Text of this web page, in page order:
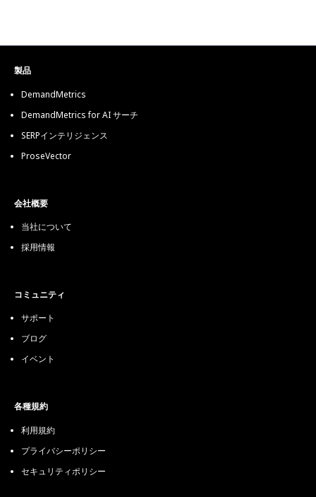
製品
DemandMetrics
DemandMetrics for AI サーチ
SERPインテリジェンス
ProseVector
会社概要
当社について
採用情報
コミュニティ
サポート
ブログ
イベント
各種規約
利用規約
プライバシーポリシー
セキュリティポリシー